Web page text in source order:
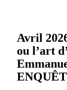
Avril
ou l’art